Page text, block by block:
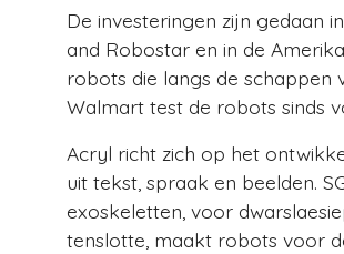
De investeringen zijn gedaan
and Robostar en in de
robots die langs de schappen
Walmart test de robots sinds
Acryl richt zich op het
uit tekst, spraak en beelden.
exoskeletten, voor
tenslotte, maakt robots voor